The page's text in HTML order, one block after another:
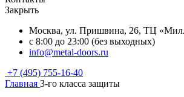
Закрыть
Москва, ул. Пришвина, 26, ТЦ
с 8:00 до 23:00 (без выходных)
info@metal-doors.ru
+7 (495) 755-16-40
Главная 3-го класса защиты